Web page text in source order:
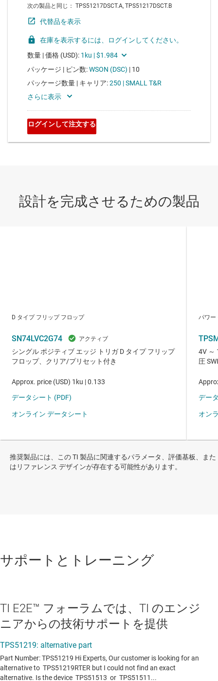
推奨製品には、この TI 製品に関連するパラメータ、評価基板、また
はリファレンス デザインが存在する可能性があります。
サポートとトレーニング
TI E2E™ フォーラムでは、TI のエンジ
ニアからの技術サポートを提供